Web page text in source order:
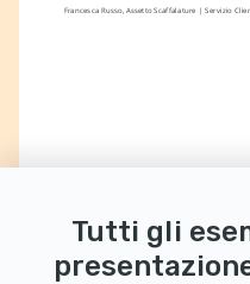
Francesca Russo, Assetto Scaffalature | Servizio
Tutti gli